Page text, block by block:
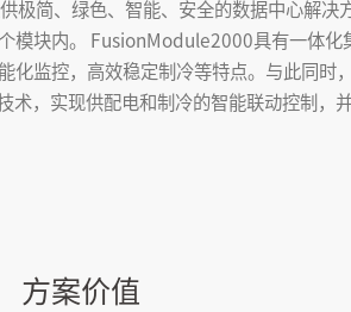
简、绿色、智能、安全的数据中心解
模块内。 FusionModule2000具有一体
监控，高效稳定制冷等特点。与此同时
，实现供配电和制冷的智能联动控制，
方案价值